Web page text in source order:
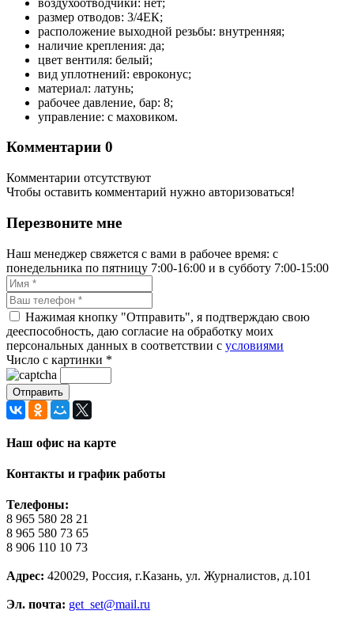
размер отводов: 3/4ЕК;
расположение выходной резьбы: внутренняя;
наличие крепления: да;
цвет вентиля: белый;
вид уплотнений: евроконус;
материал: латунь;
рабочее давление, бар: 8;
управление: с маховиком.
Комментарии 0
Комментарии отсутствуют
Чтобы оставить комментарий нужно авторизоваться!
Перезвоните мне
Наш менеджер свяжется с вами в рабочее время: с
понедельника по пятницу 7:00-16:00 и в субботу 7:00-15:00
Нажимая кнопку "Отправить", я подтверждаю свою
дееспособность, даю согласие на обработку моих
персональных данных в соответствии с условиями
Число с картинки *
Наш офис на карте
Контакты и график работы
Телефоны:
8 965 580 28 21
8 965 580 73 65
8 906 110 10 73
Адрес: 420029, Россия, г.Казань, ул. Журналистов, д.101
Эл. почта: get_set@mail.ru